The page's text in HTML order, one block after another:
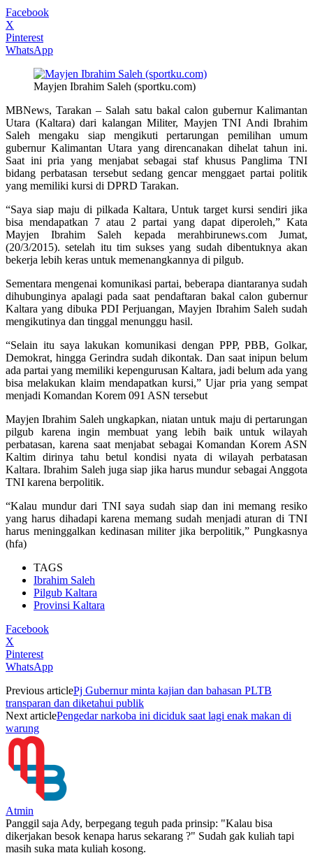
Facebook
X
Pinterest
WhatsApp
Mayjen Ibrahim Saleh (sportku.com)
MBNews, Tarakan – Salah satu bakal calon gubernur Kalimantan
Utara (Kaltara) dari kalangan Militer, Mayjen TNI Andi Ibrahim
Saleh mengaku siap mengikuti pertarungan pemilihan umum
gubernur Kalimantan Utara yang direncanakan dihelat tahun ini.
Saat ini pria yang menjabat sebagai staf khusus Panglima TNI
bidang perbatasan tersebut sedang gencar menggaet partai politik
yang memiliki kursi di DPRD Tarakan.
“Saya siap maju di pilkada Kaltara, Untuk target kursi sendiri jika
bisa mendapatkan 7 atau 2 partai yang dapat diperoleh,” Kata
Mayjen Ibrahim Saleh kepada merahbirunews.com Jumat,
(20/3/2015). setelah itu tim sukses yang sudah dibentuknya akan
bekerja lebih keras untuk memenangkannya di pilgub.
Sementara mengenai komunikasi partai, beberapa diantaranya sudah
dihubunginya apalagi pada saat pendaftaran bakal calon gubernur
Kaltara yang dibuka PDI Perjuangan, Mayjen Ibrahim Saleh sudah
mengikutinya dan tinggal menunggu hasil.
“Selain itu saya lakukan komunikasi dengan PPP, PBB, Golkar,
Demokrat, hingga Gerindra sudah dikontak. Dan saat inipun belum
ada partai yang memiliki kepengurusan Kaltara, jadi belum ada yang
bisa melakukan klaim mendapatkan kursi,” Ujar pria yang sempat
menjadi Komandan Korem 091 ASN tersebut
Mayjen Ibrahim Saleh ungkapkan, niatan untuk maju di pertarungan
pilgub karena ingin membuat yang lebih baik untuk wilayah
perbatasan, karena saat menjabat sebagai Komandan Korem ASN
Kaltim dirinya tahu betul kondisi nyata di wilayah perbatasan
Kaltara. Ibrahim Saleh juga siap jika harus mundur sebagai Anggota
TNI karena berpolitik.
“Kalau mundur dari TNI saya sudah siap dan ini memang resiko
yang harus dihadapi karena memang sudah menjadi aturan di TNI
harus meninggalkan kedinasan militer jika berpolitik,” Pungkasnya
(hfa)
TAGS
Ibrahim Saleh
Pilgub Kaltara
Provinsi Kaltara
Facebook
X
Pinterest
WhatsApp
Previous articlePj Gubernur minta kajian dan bahasan PLTB
transparan dan diketahui publik
Next articlePengedar narkoba ini diciduk saat lagi enak makan di
warung
Atmin
Panggil saja Ady, berpegang teguh pada prinsip: "Kalau bisa
dikerjakan besok kenapa harus sekarang ?" Sudah gak kuliah tapi
masih suka mata kuliah kosong.